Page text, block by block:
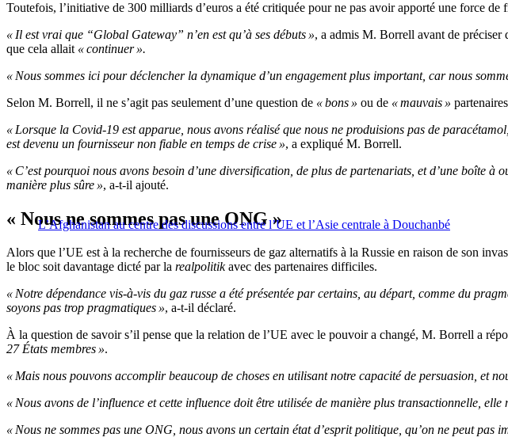
Toutefois, l’initiative de 300 milliards d’euros a été critiquée pour ne pas avoir apporté une force
« Il est vrai que “Global Gateway” n’en est qu’à ses débuts », a admis M. Borrell avant de préciser
que cela allait « continuer ».
« Nous sommes ici pour déclencher la dynamique d’un engagement plus important, car nous
Selon M. Borrell, il ne s’agit pas seulement d’une question de « bons » ou de « mauvais »
« Lorsque la Covid-19 est apparue, nous avons réalisé que nous ne produisions pas de
est devenu un fournisseur non fiable en temps de crise », a expliqué M. Borrell.
« C’est pourquoi nous avons besoin d’une diversification, de plus de partenariats, et d’une boîte
manière plus sûre », a-t-il ajouté.
L’Afghanistan au centre des discussions entre l’UE et l’Asie centrale à Douchanbé
« Nous ne sommes pas une ONG »
Alors que l’UE est à la recherche de fournisseurs de gaz alternatifs à la Russie en raison de son
le bloc soit davantage dicté par la realpolitikavec des partenaires difficiles.
« Notre dépendance vis-à-vis du gaz russe a été présentée par certains, au départ, comme du
soyons pas trop pragmatiques », a-t-il déclaré.
À la question de savoir s’il pense que la relation de l’UE avec le pouvoir a changé, M. Borrell a
27 États membres ».
« Mais nous pouvons accomplir beaucoup de choses en utilisant notre capacité de persuasion, et
« Nous avons de l’influence et cette influence doit être utilisée de manière plus transactionnelle, elle
« Nous ne sommes pas une ONG, nous avons un certain état d’esprit politique, qu’on ne peut pas